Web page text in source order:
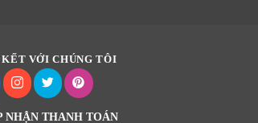
VỚI CHÚNG TÔI
NHẬN THANH TOÁN